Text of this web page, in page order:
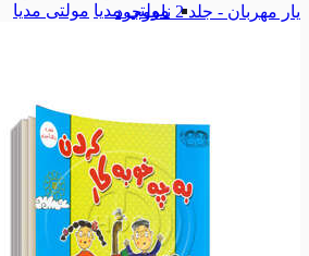
مولتی مدیا مولتی مدیا
علوم
سیاسی اجتماعی
تاریخ، جغرافیا و
کاربردی کاربردی
همه دسته بندی های نرم
یار مهربان - جلد 2
ناموجود